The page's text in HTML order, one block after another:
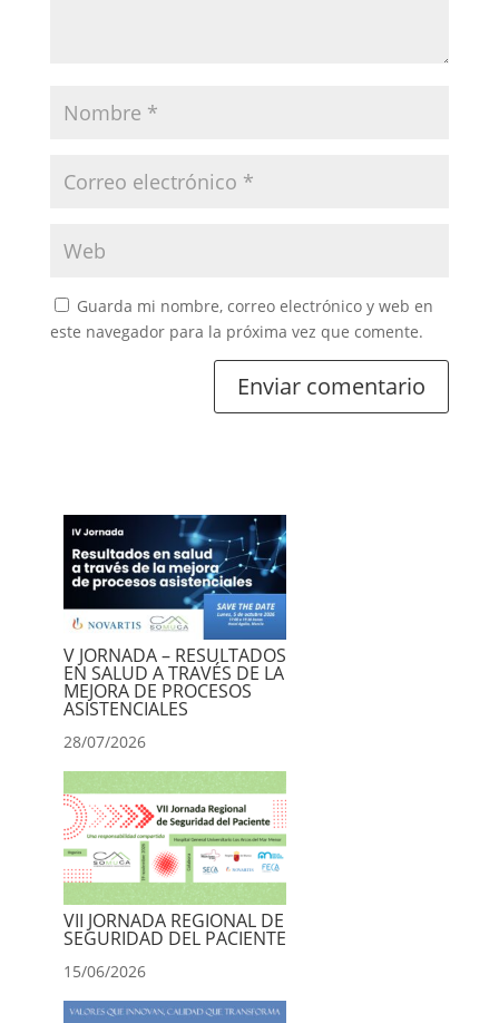
Guarda mi nombre, correo electrónico y web en
este navegador para la próxima vez que comente.
V JORNADA – RESULTADOS
EN SALUD A TRAVÉS DE LA
MEJORA DE PROCESOS
ASISTENCIALES
28/07/2026
VII JORNADA REGIONAL DE
SEGURIDAD DEL PACIENTE
15/06/2026